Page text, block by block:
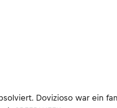
Dovizioso war ein